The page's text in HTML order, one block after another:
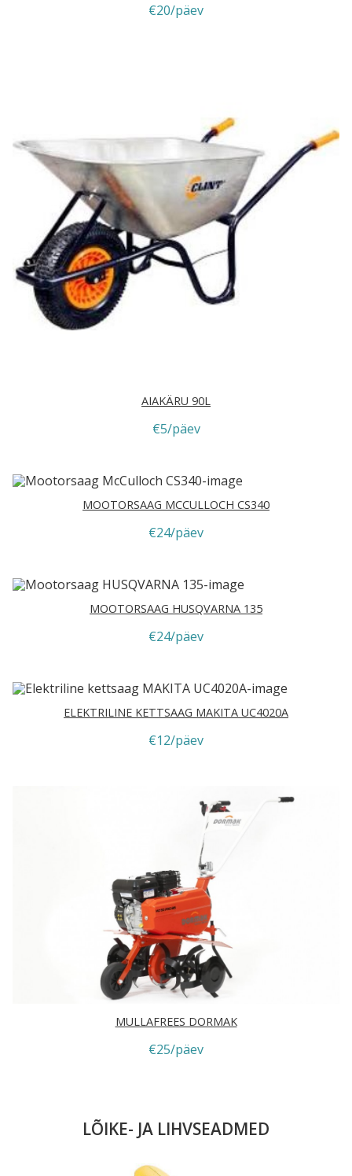
€20/päev
AIAKÄRU 90L
€5/päev
MOOTORSAAG MCCULLOCH CS340
€24/päev
MOOTORSAAG HUSQVARNA 135
€24/päev
ELEKTRILINE KETTSAAG MAKITA UC4020A
€12/päev
MULLAFREES DORMAK
€25/päev
LÕIKE- JA LIHVSEADMED